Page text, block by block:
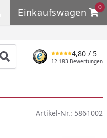
Einkaufswagen
0
Einkaufswagen
Produkt suchen
4,80 / 5
12.183 Bewertungen
Artikel-Nr.: 5861002